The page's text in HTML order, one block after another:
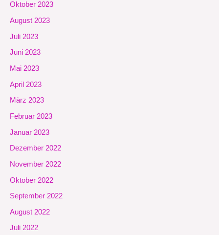
Oktober 2023
August 2023
Juli 2023
Juni 2023
Mai 2023
April 2023
März 2023
Februar 2023
Januar 2023
Dezember 2022
November 2022
Oktober 2022
September 2022
August 2022
Juli 2022